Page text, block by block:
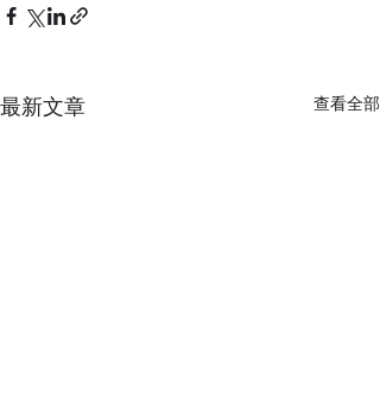
最新文章 查看全部